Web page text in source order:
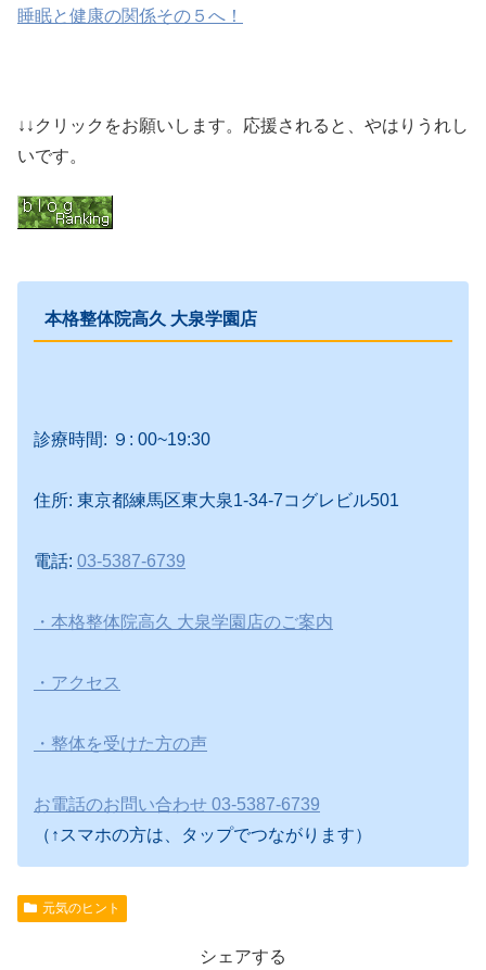
睡眠と健康の関係その５ へ！
↓↓クリックをお願いします。応援されると、やはりうれし
いです。
本格整体院高久 大泉学園店
診療時間: ９: 00~19:30
住所: 東京都練馬区東大泉1-34-7コグレビル501
電話: 03-5387-6739
・本格整体院高久 大泉学園店のご案内
・アクセス
・整体を受けた方の声
お電話のお問い合わせ 03-5387-6739
（↑スマホの方は、タップでつながります）
元気のヒント
シェアする